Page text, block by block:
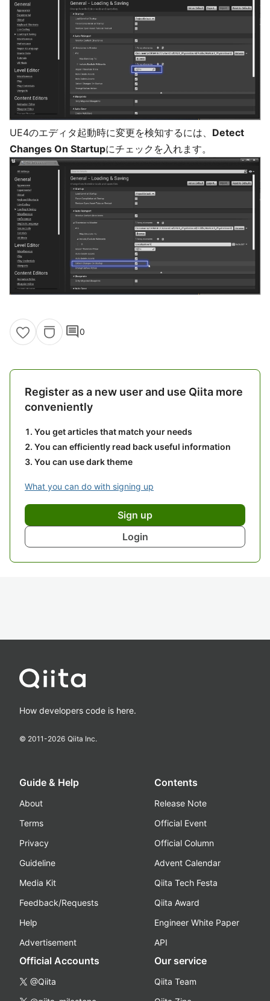
UE4のエディタ起動時に変更を検知するには、 Detect
Changes On Startupにチェックを入れます。
comment0
Register as a new user and use Qiita more
conveniently
You get articles that match your needs
You can efficiently read back useful information
You can use dark theme
What you can do with signing up
Sign up
Login
How developers code is here.
© 2011-2026 Qiita Inc.
Guide & Help
About
Terms
Privacy
Guideline
Media Kit
Feedback/Requests
Help
Advertisement
Contents
Release Note
Official Event
Official Column
Advent Calendar
Qiita Tech Festa
Qiita Award
Engineer White Paper
API
Official Accounts
@Qiita
Our service
Qiita Team